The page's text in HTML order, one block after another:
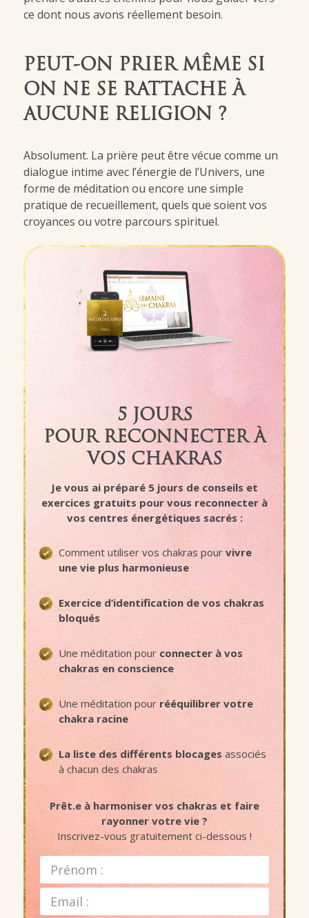
ce dont nous avons réellement besoin.
PEUT-ON PRIER MÊME SI
ON NE SE RATTACHE À
AUCUNE RELIGION ?
Absolument. La prière peut être vécue comme un
dialogue intime avec l’énergie de l’Univers, une
forme de méditation ou encore une simple
pratique de recueillement, quels que soient vos
croyances ou votre parcours spirituel.
5 JOURS
POUR RECONNECTER À
VOS CHAKRAS
Je vous ai préparé 5 jours de conseils et
exercices gratuits pour vous reconnecter à
vos centres énergétiques sacrés :
Comment utiliser vos chakras pour vivre
une vie plus harmonieuse
Exercice d’identification de vos chakras
bloqués
Une méditation pour connecter à vos
chakras en conscience
Une méditation pour rééquilibrer votre
chakra racine
La liste des différents blocages associés
à chacun des chakras
Prêt.e à harmoniser vos chakras et faire
rayonner votre vie ?
Inscrivez-vous gratuitement ci-dessous !